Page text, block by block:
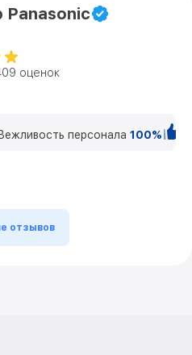
оценок
Вежливость персонала 100%
отзывов